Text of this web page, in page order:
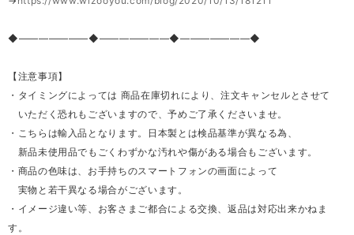
◆―――――――◆―――――――◆―――――――◆
【注意事項】
・タイミングによっては 商品在庫切れにより、注文キャンセルとさせて
いただく恐れもございますので、予めご了承くださいませ。
・こちらは輸入品となります。日本製とは検品基準が異なる為、
新品未使用品でもごくわずかな汚れや傷がある場合もございます。
・商品の色味は、お手持ちのスマートフォンの画面によって
実物と若干異なる場合がございます。
・イメージ違い等、お客さまご都合による交換、返品は対応出来かねま
す。